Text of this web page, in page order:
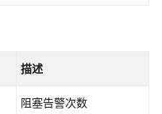
描述
阻塞告警次数